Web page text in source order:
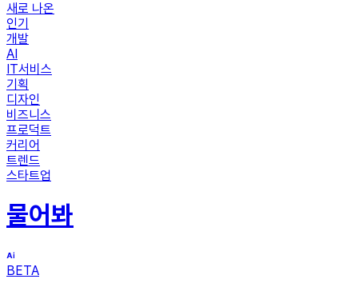
새로 나온
인기
개발
AI
IT서비스
기획
디자인
비즈니스
프로덕트
커리어
트렌드
스타트업
물어봐
BETA